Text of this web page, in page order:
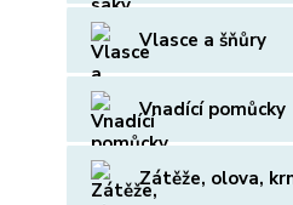
Vlasce a šňůry
Vnadící pomůcky
Zátěže, olova,